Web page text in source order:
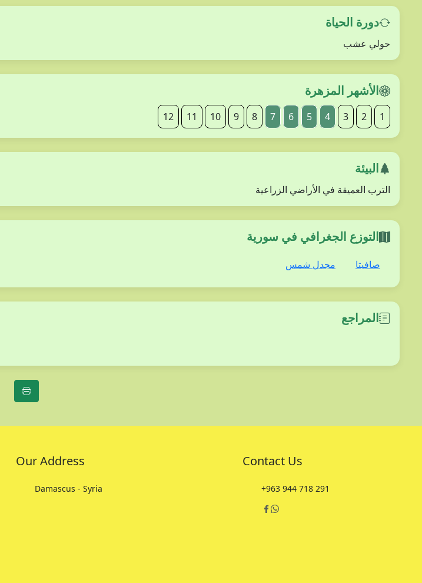
دورة الحياة
حولي عشب
الأشهر المزهرة
1
2
3
4
5
6
7
8
9
10
11
12
البيئة
الترب العميقة في الأراضي الزراعية
التوزع الجغرافي في سورية
صافيتا مجدل شمس
المراجع
Our Address
Damascus - Syria
Contact Us
+963 944 718 291